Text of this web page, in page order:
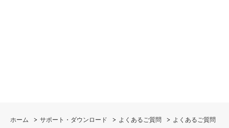
ホーム サポート・ダウンロード よくあるご質問
よくあるご質問